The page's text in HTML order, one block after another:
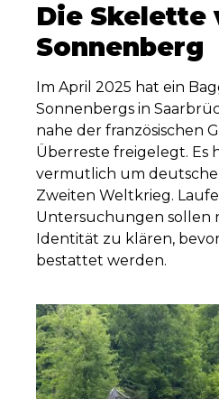
Die Skelette
Sonnenberg
Im April 2025 hat ein
Sonnenbergs in
nahe der französischen
Überreste freigelegt. Es
vermutlich um deutsche
Zweiten Weltkrieg.
Untersuchungen sollen
Identität zu klären,
bestattet werden.